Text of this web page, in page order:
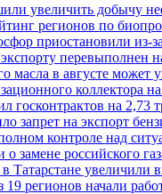
увеличить добычу
регионов по
приостановили из-
перевыполнен
масла в августе может
коллектора
госконтрактов на 2,73
запрет на экспорт
контроле над
о замене российского
Татарстане увеличили
19 регионов начали